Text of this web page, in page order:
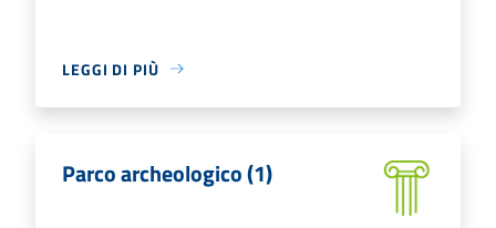
LEGGI DI PIÙ
Parco archeologico (1)